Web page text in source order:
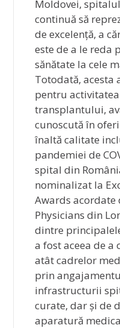
Moldovei, spitalul
continuă să
de excelență, a
este de a le reda
sănătate la cele
Totodată, acesta
pentru
transplantului,
cunoscută în
înaltă calitate
pandemiei de
spital din
nominalizat la
Awards acordate
Physicians din
dintre
a fost aceea de
atât cadrelor
prin
infrastructurii
curate, dar și de
aparatură